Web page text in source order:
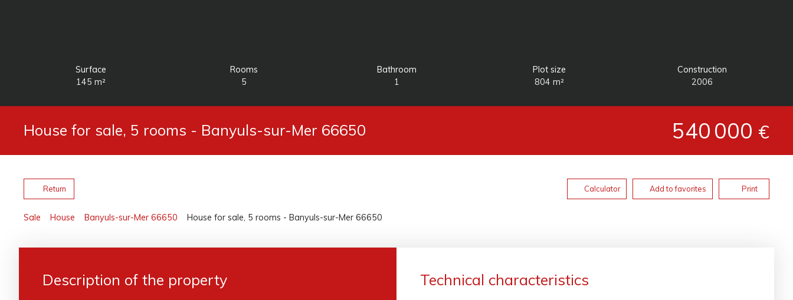
Surface
145 m²
Rooms
5
Bathroom
1
Plot size
804 m²
Construction
2006
House for sale, 5 rooms - Banyuls-sur-Mer 66650 540 000 €
Return Calculator Add to favorites Print
Sale House Banyuls-sur-Mer 66650 House for sale, 5 rooms - Banyuls-sur-Mer 66650
Description of the property Technical characteristics